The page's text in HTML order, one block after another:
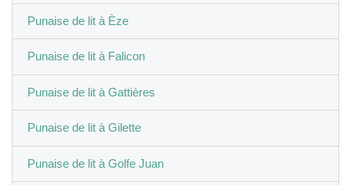
Punaise de lit à Èze
Punaise de lit à Falicon
Punaise de lit à Gattières
Punaise de lit à Gilette
Punaise de lit à Golfe Juan